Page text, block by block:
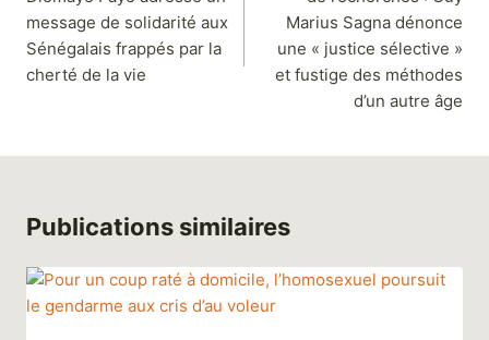
message de solidarité aux
Sénégalais frappés par la
cherté de la vie
Marius Sagna dénonce
une « justice sélective »
et fustige des méthodes
d’un autre âge
Publications similaires